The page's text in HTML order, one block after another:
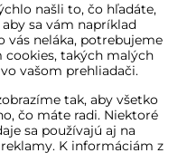
našli to, čo hľadáte,
sa vám napríklad
vás neláka, potrebujeme
cookies, takých malých
vašom prehliadači.
tak, aby všetko
čo máte radi. Niektoré
sa používajú aj na
K informáciám z